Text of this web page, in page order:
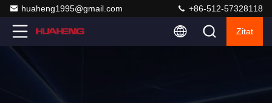
huaheng1995@gmail.com +86-512-57328118
Zitat